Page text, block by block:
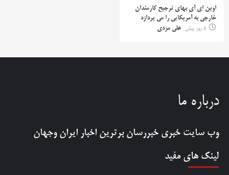
اوپن ای آی بهای ترجیح کارمندان
خارجی به آمریکایی را می پردازد
5 روز پیش
علی مردی
درباره ما
وب سایت خبری خبررسان برترین اخبار ایران وجهان
لینک های مفید